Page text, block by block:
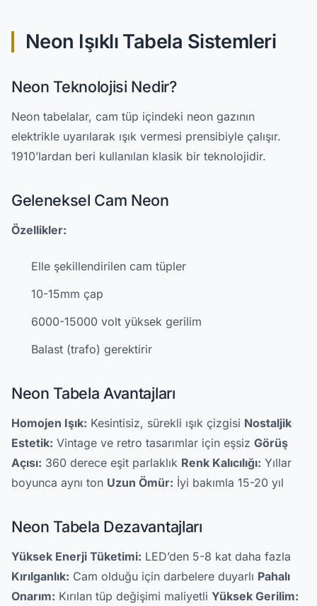
Neon Işıklı Tabela Sistemleri
Neon Teknolojisi Nedir?
Neon tabelalar, cam tüp içindeki neon gazının
elektrikle uyarılarak ışık vermesi prensibiyle çalışır.
1910’lardan beri kullanılan klasik bir teknolojidir.
Geleneksel Cam Neon
Özellikler:
Elle şekillendirilen cam tüpler
10-15mm çap
6000-15000 volt yüksek gerilim
Balast (trafo) gerektirir
Neon Tabela Avantajları
Homojen Işık: Kesintisiz, sürekli ışık çizgisi Nostaljik
Estetik: Vintage ve retro tasarımlar için eşsiz Görüş
Açısı: 360 derece eşit parlaklık Renk Kalıcılığı: Yıllar
boyunca aynı ton Uzun Ömür: İyi bakımla 15-20 yıl
Neon Tabela Dezavantajları
Yüksek Enerji Tüketimi: LED’den 5-8 kat daha fazla
Kırılganlık: Cam olduğu için darbelere duyarlı Pahalı
Onarım: Kırılan tüp değişimi maliyetli Yüksek Gerilim: